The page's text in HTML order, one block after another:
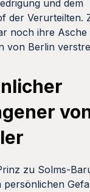
und dem
der Verurteilten.
noch ihre Asche
von Berlin
zu Solms-
persönlichen